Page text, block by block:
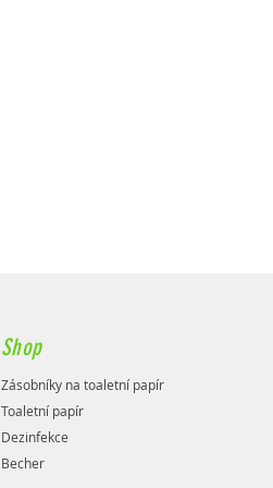
Shop
Zásobníky na toaletní papír
Toaletní papír
Dezinfekce
Becher